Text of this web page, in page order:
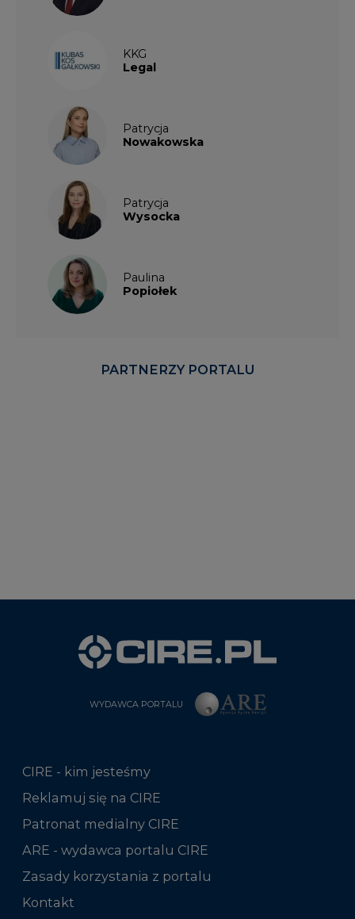
KKG
Legal
Patrycja
Nowakowska
Patrycja
Wysocka
Paulina
Popiołek
PARTNERZY PORTALU
WYDAWCA PORTALU
CIRE - kim jesteśmy
Reklamuj się na CIRE
Patronat medialny CIRE
ARE - wydawca portalu CIRE
Zasady korzystania z portalu
Kontakt